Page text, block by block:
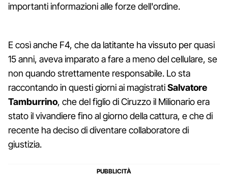
importanti informazioni alle forze dell'ordine.
E così anche F4, che da latitante ha vissuto per quasi
15 anni, aveva imparato a fare a meno del cellulare, se
non quando strettamente responsabile. Lo sta
raccontando in questi giorni ai magistratiSalvatore
Tamburrino, che del figlio di Ciruzzo il Milionario era
stato il vivandiere fino al giorno della cattura, e che di
recente ha deciso di diventare collaboratore di
giustizia.